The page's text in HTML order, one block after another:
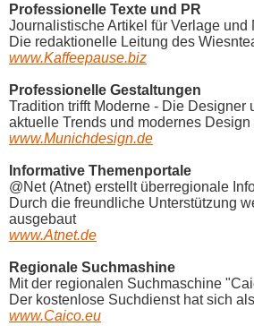
Professionelle Texte und PR
Journalistische Artikel für Verlage
Die redaktionelle Leitung des
www.Kaffeepause.biz
Professionelle Gestaltungen
Tradition trifft Moderne - Die
aktuelle Trends und modernes
www.Munichdesign.de
Informative Themenportale
@Net (Atnet) erstellt überregionale
Durch die freundliche Unterstützung
ausgebaut
www.Atnet.de
Regionale Suchmashine
Mit der regionalen Suchmaschine
Der kostenlose Suchdienst hat sich
www.Caico.eu